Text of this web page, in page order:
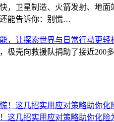
，卫星制造、火箭发射、地
能告诉你：别慌…
，让探索世界与日常行动更轻
极壳向救援队捐助了接近200
这几招实用应对策略助你化险